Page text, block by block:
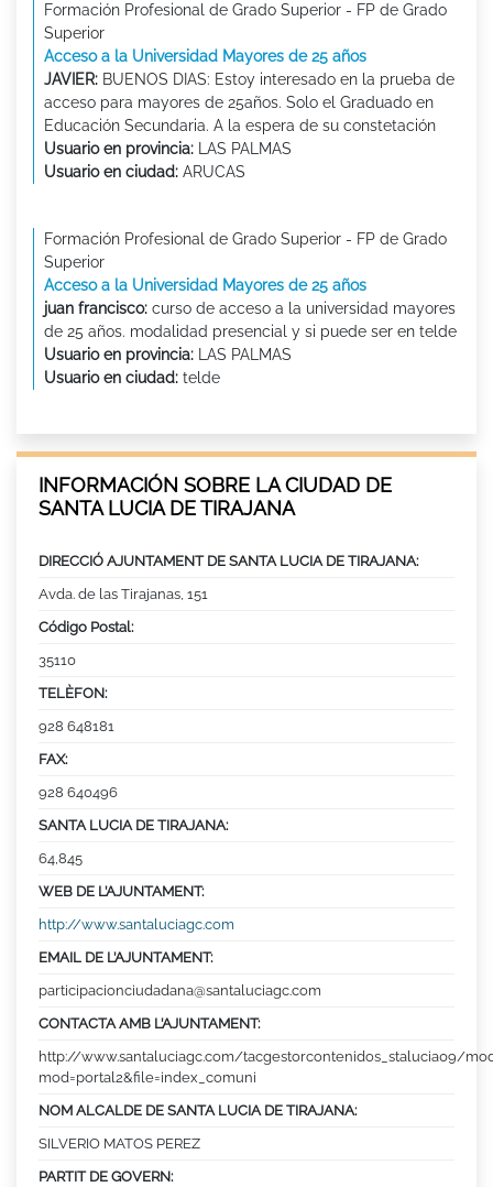
Formación Profesional de Grado Superior - FP de Grado
Superior
Acceso a la Universidad Mayores de 25 años
JAVIER: BUENOS DIAS: Estoy interesado en la prueba de
acceso para mayores de 25años. Solo el Graduado en
Educación Secundaria. A la espera de su constetación
Usuario en provincia: LAS PALMAS
Usuario en ciudad: ARUCAS
Formación Profesional de Grado Superior - FP de Grado
Superior
Acceso a la Universidad Mayores de 25 años
juan francisco: curso de acceso a la universidad mayores
de 25 años. modalidad presencial y si puede ser en telde
Usuario en provincia: LAS PALMAS
Usuario en ciudad: telde
INFORMACIÓN SOBRE LA CIUDAD DE
SANTA LUCIA DE TIRAJANA
DIRECCIÓ AJUNTAMENT DE SANTA LUCIA DE TIRAJANA:
Avda. de las Tirajanas, 151
Código Postal:
35110
TELÈFON:
928 648181
FAX:
928 640496
SANTA LUCIA DE TIRAJANA:
64,845
WEB DE L’AJUNTAMENT:
http://www.santaluciagc.com
EMAIL DE L’AJUNTAMENT:
participacionciudadana@santaluciagc.com
CONTACTA AMB L’AJUNTAMENT:
http://www.santaluciagc.com/tacgestorcontenidos_stalucia09/
mod=portal2&file=index_comuni
NOM ALCALDE DE SANTA LUCIA DE TIRAJANA:
SILVERIO MATOS PEREZ
PARTIT DE GOVERN: